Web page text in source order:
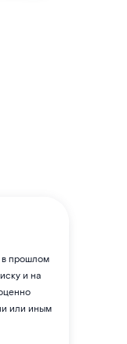
в прошлом
и на
или иным